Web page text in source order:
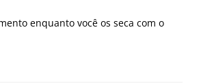
enquanto você os seca com o